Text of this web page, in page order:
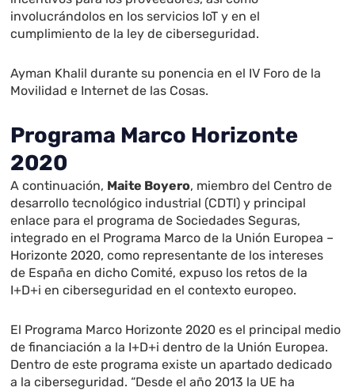
involucrándolos en los servicios IoT y en el
cumplimiento de la ley de ciberseguridad.
Ayman Khalil durante su ponencia en el IV Foro de la
Movilidad e Internet de las Cosas.
Programa Marco Horizonte
2020
A continuación, Maite Boyero, miembro del Centro de
desarrollo tecnológico industrial (CDTI) y principal
enlace para el programa de Sociedades Seguras,
integrado en el Programa Marco de la Unión Europea –
Horizonte 2020, como representante de los intereses
de España en dicho Comité, expuso los retos de la
I+D+i en ciberseguridad en el contexto europeo.
El Programa Marco Horizonte 2020 es el principal medio
de financiación a la I+D+i dentro de la Unión Europea.
Dentro de este programa existe un apartado dedicado
a la ciberseguridad. “Desde el año 2013 la UE ha